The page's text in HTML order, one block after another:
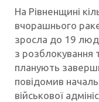
На Рівненщині
вчорашнього
зросла до 19
з розблокування
планують
повідомив
військової